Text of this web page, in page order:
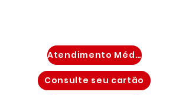
Consulte seu cartão
Atendimento Médico Imediato